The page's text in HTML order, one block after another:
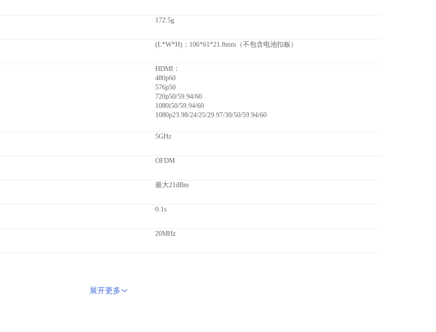
172.5g
(L*W*H)：106*61*21.8mm（不包含电池扣板）
HDMI：
480p60
576p50
720p50/59.94/60
1080i50/59.94/60
1080p23.98/24/25/29.97/30/50/59.94/60
5GHz
OFDM
最大21dBm
0.1s
20MHz
展开更多